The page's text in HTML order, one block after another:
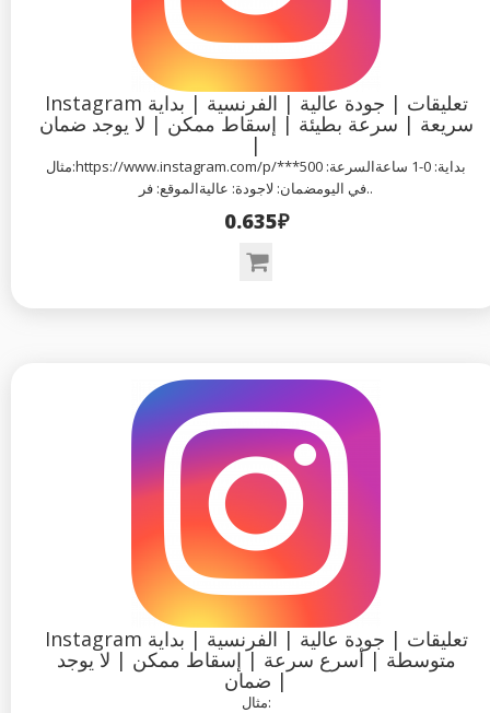
Instagram تعليقات | جودة عالية | الفرنسية | بداية
سريعة | سرعة بطيئة | إسقاط ممكن | لا يوجد ضمان
|
مثال:https://www.instagram.com/p/***بداية: 0-1 ساعةالسرعة: 500
في اليومضمان: لاجودة: عاليةالموقع: فر..
0.635₽
Instagram تعليقات | جودة عالية | الفرنسية | بداية
متوسطة | أسرع سرعة | إسقاط ممكن | لا يوجد
ضمان |
مثال: